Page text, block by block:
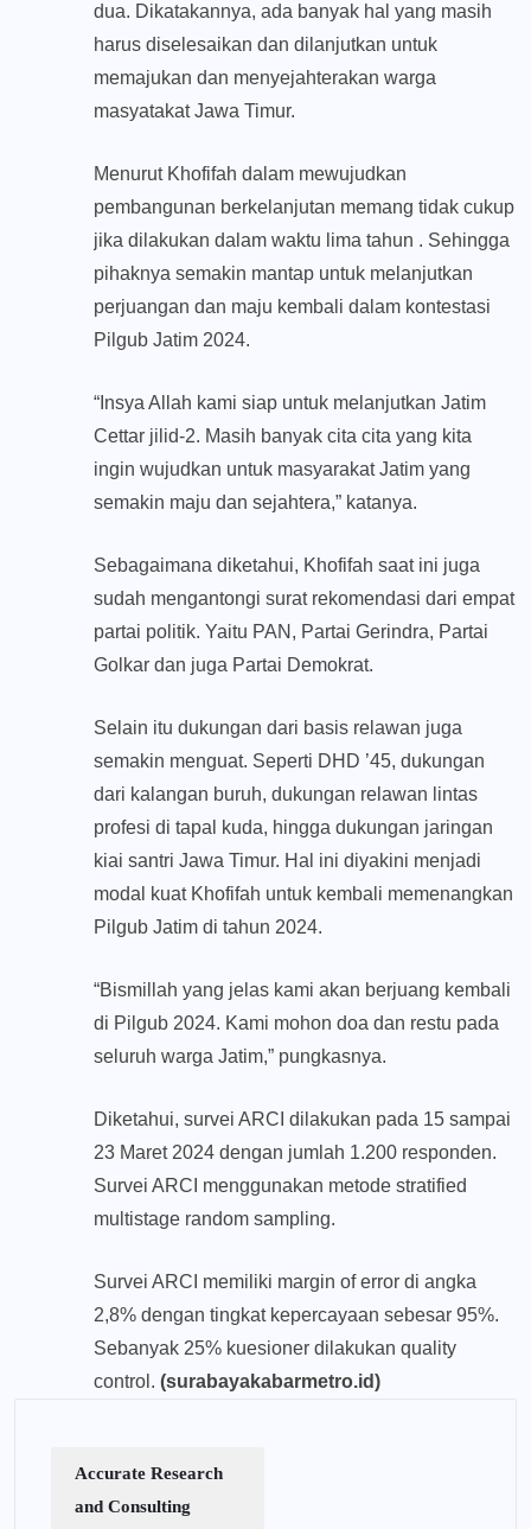
dua. Dikatakannya, ada banyak hal yang masih
harus diselesaikan dan dilanjutkan untuk
memajukan dan menyejahterakan warga
masyatakat Jawa Timur.
Menurut Khofifah dalam mewujudkan
pembangunan berkelanjutan memang tidak cukup
jika dilakukan dalam waktu lima tahun . Sehingga
pihaknya semakin mantap untuk melanjutkan
perjuangan dan maju kembali dalam kontestasi
Pilgub Jatim 2024.
“Insya Allah kami siap untuk melanjutkan Jatim
Cettar jilid-2. Masih banyak cita cita yang kita
ingin wujudkan untuk masyarakat Jatim yang
semakin maju dan sejahtera,” katanya.
Sebagaimana diketahui, Khofifah saat ini juga
sudah mengantongi surat rekomendasi dari empat
partai politik. Yaitu PAN, Partai Gerindra, Partai
Golkar dan juga Partai Demokrat.
Selain itu dukungan dari basis relawan juga
semakin menguat. Seperti DHD ’45, dukungan
dari kalangan buruh, dukungan relawan lintas
profesi di tapal kuda, hingga dukungan jaringan
kiai santri Jawa Timur. Hal ini diyakini menjadi
modal kuat Khofifah untuk kembali memenangkan
Pilgub Jatim di tahun 2024.
“Bismillah yang jelas kami akan berjuang kembali
di Pilgub 2024. Kami mohon doa dan restu pada
seluruh warga Jatim,” pungkasnya.
Diketahui, survei ARCI dilakukan pada 15 sampai
23 Maret 2024 dengan jumlah 1.200 responden.
Survei ARCI menggunakan metode stratified
multistage random sampling.
Survei ARCI memiliki margin of error di angka
2,8% dengan tingkat kepercayaan sebesar 95%.
Sebanyak 25% kuesioner dilakukan quality
control. (surabayakabarmetro.id)
Accurate Research
and Consulting